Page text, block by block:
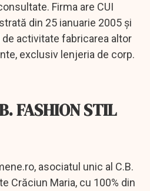
Firma are CUI
din 25 ianuarie 2005 și
activitate fabricarea altor
exclusiv lenjeria de corp.
FASHION STIL
asociatul unic al C.B.
Crăciun Maria, cu 100% din